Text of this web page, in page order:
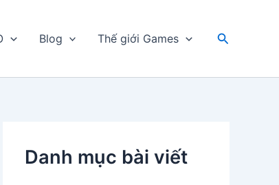
Blog Thế giới Games
Tìm
Danh mục bài viết